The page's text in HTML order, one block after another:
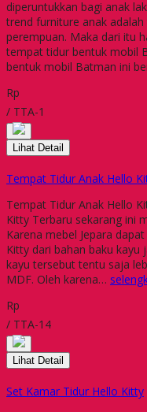
diperuntukkan bagi anak
trend furniture anak
perempuan. Maka dari itu
tempat tidur bentuk mobil
bentuk mobil Batman ini
Rp
/ TTA-1
Lihat Detail
Tempat Tidur Anak Hello
Tempat Tidur Anak Hello
Kitty Terbaru sekarang ini
Karena mebel Jepara
Kitty dari bahan baku kayu
kayu tersebut tentu saja
MDF. Oleh karena…
Rp
/ TTA-14
Lihat Detail
Set Kamar Tidur Hello Kitty